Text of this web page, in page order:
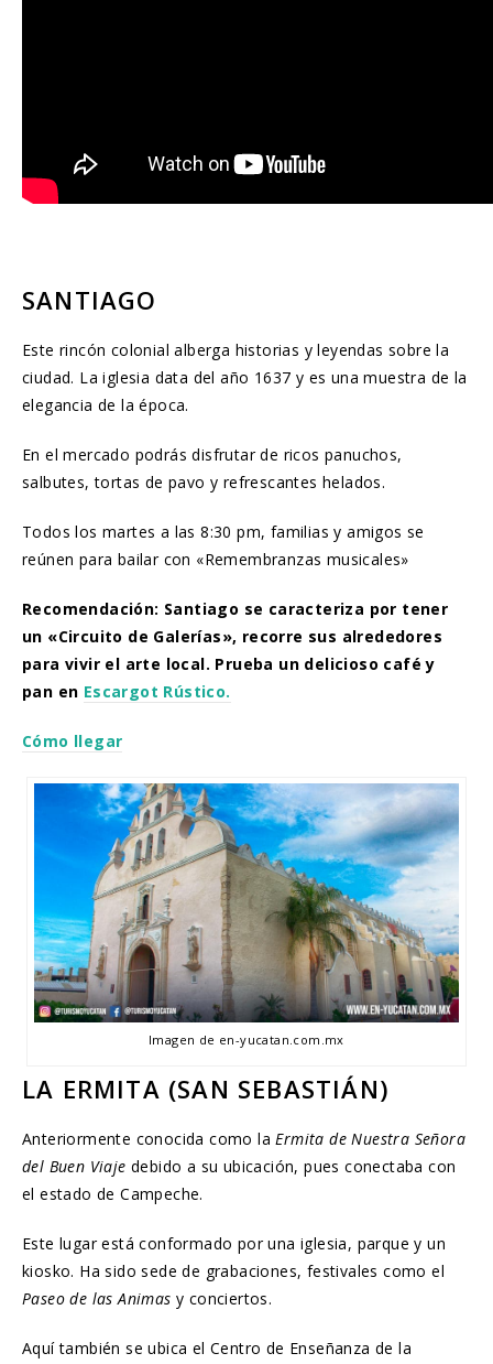
SANTIAGO
Este rincón colonial alberga historias y leyendas sobre la
ciudad. La iglesia data del año 1637 y es una muestra de la
elegancia de la época.
En el mercado podrás disfrutar de ricos panuchos,
salbutes, tortas de pavo y refrescantes helados.
Todos los martes a las 8:30 pm, familias y amigos se
reúnen para bailar con «Remembranzas musicales»
Recomendación: Santiago se caracteriza por tener
un «Circuito de Galerías», recorre sus alrededores
para vivir el arte local. Prueba un delicioso café y
pan en Escargot Rústico.
Cómo llegar
Imagen de en-yucatan.com.mx
LA ERMITA (SAN SEBASTIÁN)
Anteriormente conocida como laErmita de Nuestra Señora
del Buen Viaje debido a su ubicación, pues conectaba con
el estado de Campeche.
Este lugar está conformado por una iglesia, parque y un
kiosko. Ha sido sede de grabaciones, festivales como el
Paseo de las Animas y conciertos.
Aquí también se ubica el Centro de Enseñanza de la